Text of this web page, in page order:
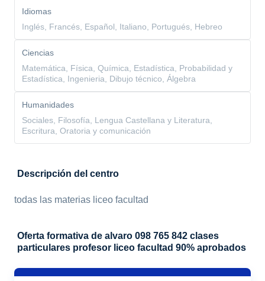
Idiomas
Inglés, Francés, Español, Italiano, Portugués, Hebreo
Ciencias
Matemática, Física, Química, Estadística, Probabilidad y
Estadística, Ingenieria, Dibujo técnico, Álgebra
Humanidades
Sociales, Filosofía, Lengua Castellana y Literatura,
Escritura, Oratoria y comunicación
Descripción del centro
todas las materias liceo facultad
Oferta formativa de alvaro 098 765 842 clases
particulares profesor liceo facultad 90% aprobados